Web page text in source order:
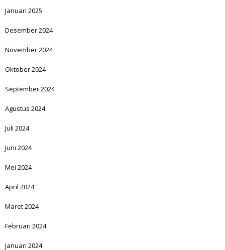
Januari 2025
Desember 2024
November 2024
Oktober 2024
September 2024
Agustus 2024
Juli 2024
Juni 2024
Mei 2024
April 2024
Maret 2024
Februari 2024
Januari 2024